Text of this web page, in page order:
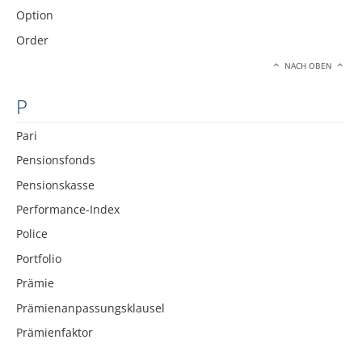
Option
Order
NACH OBEN
P
Pari
Pensionsfonds
Pensionskasse
Performance-Index
Police
Portfolio
Prämie
Prämienanpassungsklausel
Prämienfaktor